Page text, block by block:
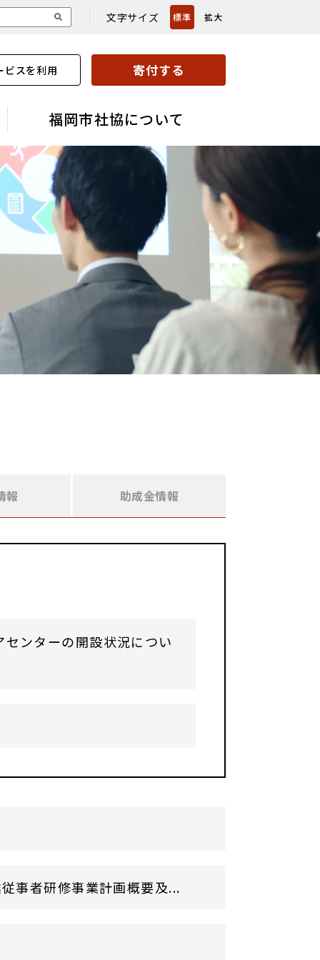
文字サイズ 標準 拡大
ビスを利用 寄付する
福岡市社協について
報 助成金情報
センターの開設状況につい
事者研修事業計画概要及...